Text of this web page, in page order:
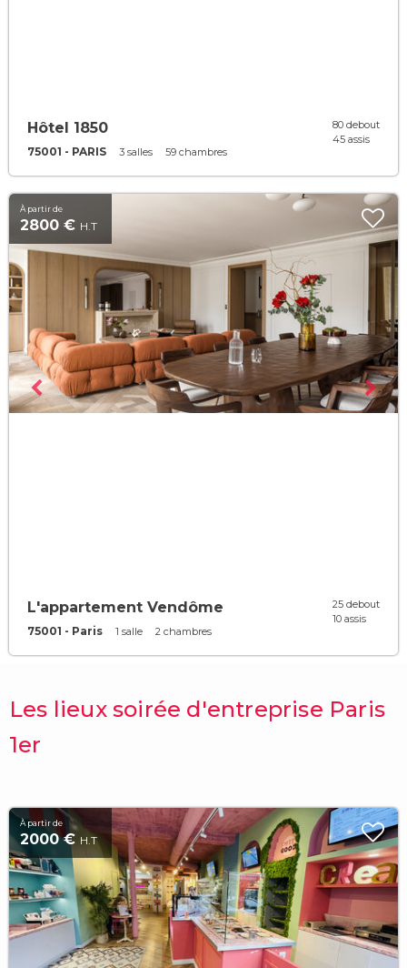
Hôtel 1850
75001 - PARIS 3 salles 59 chambres
80 debout
45 assis
À partir de
2800 € H.T
L'appartement Vendôme
75001 - Paris 1 salle 2 chambres
25 debout
10 assis
Les lieux soirée d'entreprise Paris
1er
À partir de
2000 € H.T